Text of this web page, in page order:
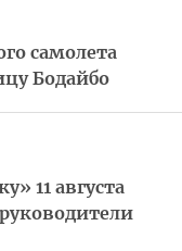
самолета
Бодайбо
11 августа